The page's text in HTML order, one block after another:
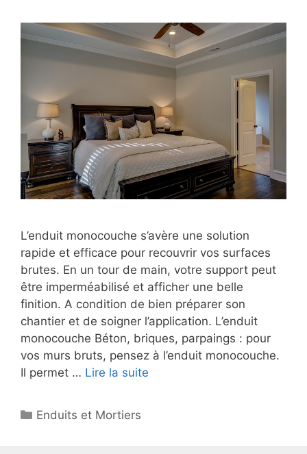
L’enduit monocouche s’avère une solution
rapide et efficace pour recouvrir vos surfaces
brutes. En un tour de main, votre support peut
être imperméabilisé et afficher une belle
finition. A condition de bien préparer son
chantier et de soigner l’application. L’enduit
monocouche Béton, briques, parpaings : pour
vos murs bruts, pensez à l’enduit monocouche.
Il permet … Lire la suite
Catégories
Enduits et Mortiers